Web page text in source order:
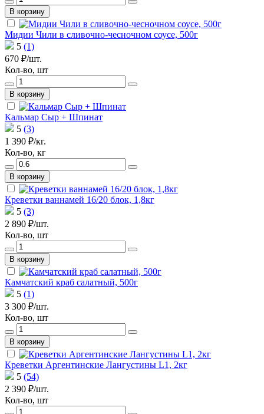
В корзину
Мидии Чили в сливочно-чесночном соусе, 500г
5 (1)
670 ₽/шт.
Кол-во, шт
В корзину
Кальмар Сыр + Шпинат
5 (3)
1 390 ₽/кг.
Кол-во, кг
В корзину
Креветки ваннамей 16/20 блок, 1,8кг
5 (3)
2 890 ₽/шт.
Кол-во, шт
В корзину
Камчатский краб салатный, 500г
5 (1)
3 300 ₽/шт.
Кол-во, шт
В корзину
Креветки Аргентинские Лангустины L1, 2кг
5 (54)
2 390 ₽/шт.
Кол-во, шт